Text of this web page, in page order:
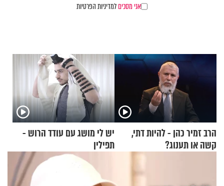
אני מסכיםלמדיניות הפרטיות
הרב זמיר כהן - להיות דתי,
קשה או תענוג?
יש לי מושג עם עודד הרוש -
תפילין